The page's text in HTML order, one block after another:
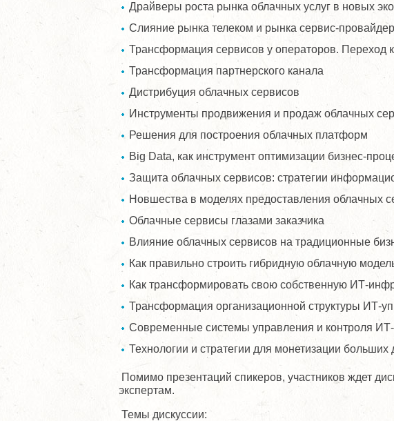
Драйверы роста рынка облачных услуг в новых
Слияние рынка телеком и рынка сервис-
Трансформация сервисов у операторов. Переход
Трансформация партнерского канала
Дистрибуция облачных сервисов
Инструменты продвижения и продаж облачных
Решения для построения облачных платформ
Big Data, как инструмент оптимизации бизнес-
Защита облачных сервисов: стратегии
Новшества в моделях предоставления облачных
Облачные сервисы глазами заказчика
Влияние облачных сервисов на традиционные
Как правильно строить гибридную облачную
Как трансформировать свою собственную ИТ-
Трансформация организационной структуры ИТ-
Современные системы управления и контроля
Технологии и стратегии для монетизации больших
Помимо презентаций спикеров, участников ждет
экспертам.
Темы дискуссии: